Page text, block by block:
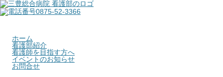
ホーム
看護部紹介
看護師を目指す方へ
イベントのお知らせ
お問合せ